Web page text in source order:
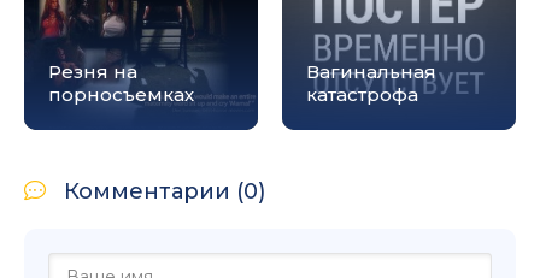
Резня на
порносъемках
Вагинальная
катастрофа
Комментарии (0)